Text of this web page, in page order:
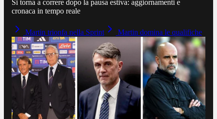
Si torna a correre dopo la pausa estiva: aggiornamenti e
cronaca in tempo reale
Martin trionfa nella Sprint Martin domina le qualifiche